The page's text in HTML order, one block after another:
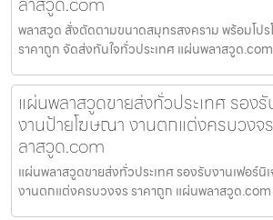
พลาสวูด สั่งตัดตามขนาดสมุทรสงคราม พร้อมโป
ราคาถูก จัดส่งทันใจทั่วประเทศ แผ่นพลาสวูด
แผ่นพลาสวูดขายส่งทั่วประเทศ รองรั
งานป้ายโฆษณา งานตกแต่งครบวงจ
ลาสวูด.com
แผ่นพลาสวูดขายส่งทั่วประเทศ รองรับงานเฟอร์นิ
งานตกแต่งครบวงจร ราคาถูก แผ่นพลาสวูด